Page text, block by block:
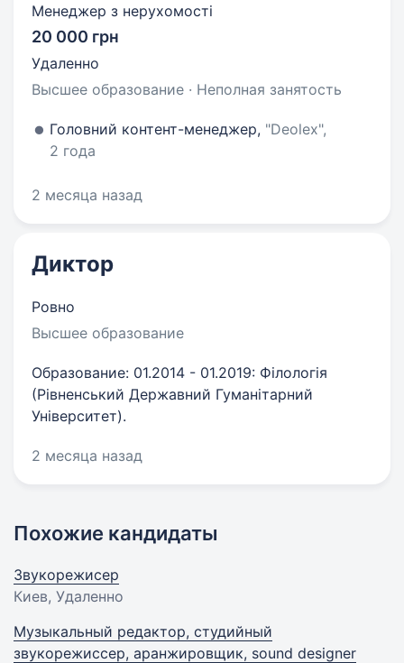
Менеджер з нерухомості
20 000 грн
Удаленно
Высшее образование · Неполная занятость
Головний контент-менеджер, "Deolex",
2 года
2 месяца назад
Диктор
Ровно
Высшее образование
Образование: 01.2014 - 01.2019: Філологія
(Рівненський Державний Гуманітарний
Університет).
2 месяца назад
Похожие кандидаты
Звукорежисер
Киев, Удаленно
Музыкальный редактор, студийный
звукорежиссер, аранжировщик, sound designer